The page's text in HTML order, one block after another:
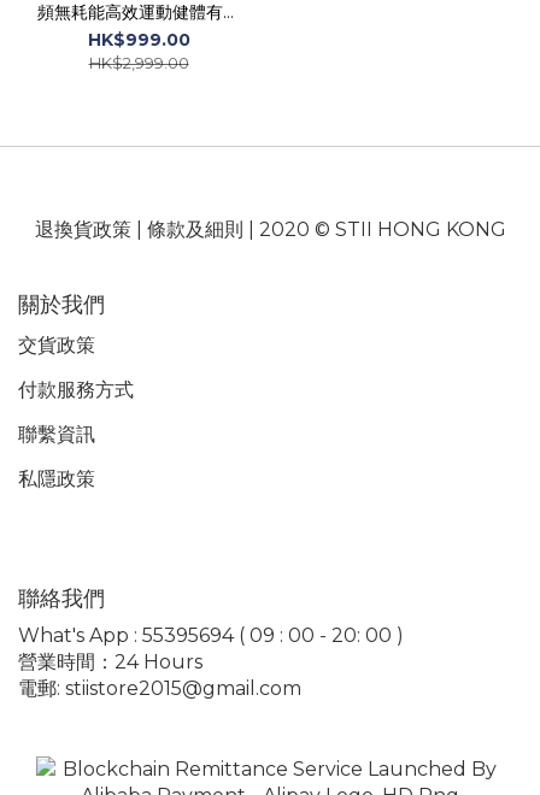
頻無耗能高效運動健體有氧
活血溫控家用律動機 CF-
003
HK$999.00
HK$2,999.00
退換貨政策| 條款及細則 | 2020 © STII HONG KONG
關於我們
交貨政策
付款服務方式
聯繫資訊
私隱政策
聯絡我們
What's App : 55395694 ( 09 : 00 - 20: 00 )
營業時間：24 Hours
電郵: stiistore2015@gmail.com